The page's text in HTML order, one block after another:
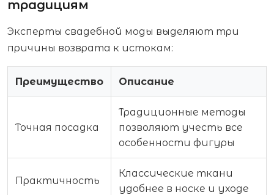
традициям
Эксперты свадебной моды выделяют три
причины возврата к истокам:
Преимущество Описание
Точная посадка
Традиционные методы
позволяют учесть все
особенности фигуры
Практичность
Классические ткани
удобнее в носке и уходе